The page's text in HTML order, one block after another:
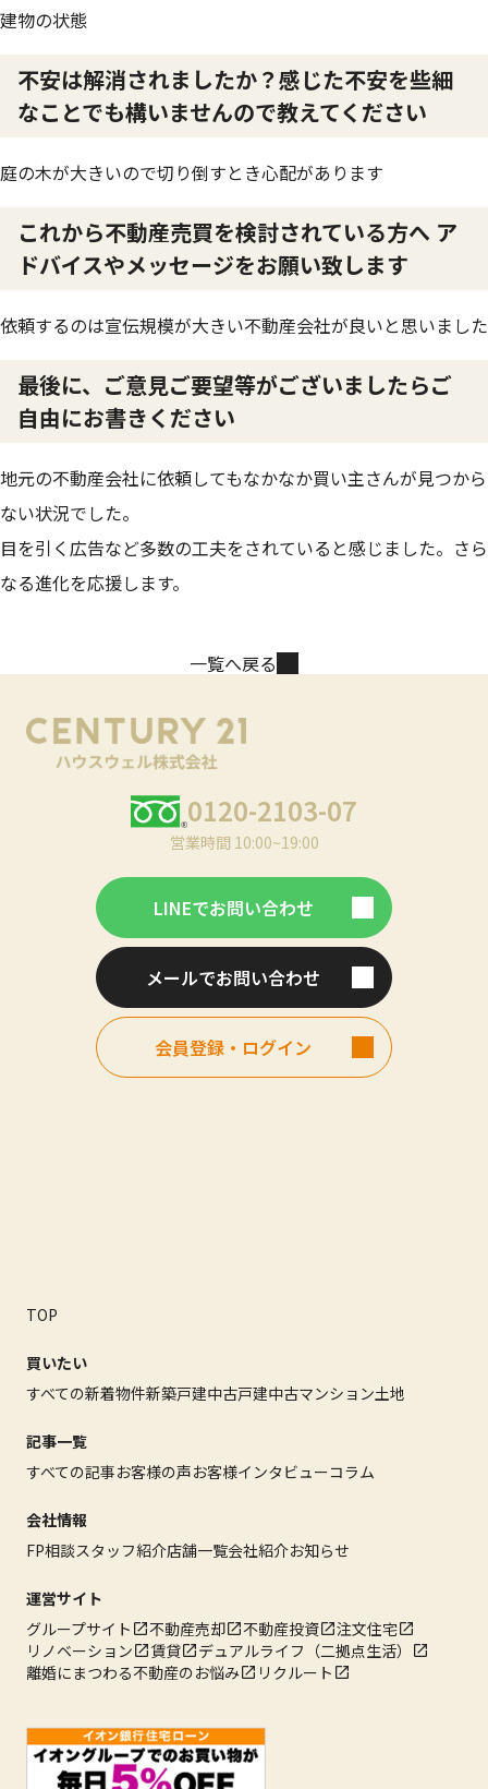
建物の状態
不安は解消されましたか？感じた不安を些細
なことでも構いませんので教えてください
庭の木が大きいので切り倒すとき心配があります
これから不動産売買を検討されている方へ ア
ドバイスやメッセージをお願い致します
依頼するのは宣伝規模が大きい不動産会社が良いと思いました
最後に、ご意見ご要望等がございましたらご
自由にお書きください
地元の不動産会社に依頼してもなかなか買い主さんが見つから
ない状況でした。
目を引く広告など多数の工夫をされていると感じました。さら
なる進化を応援します。
一覧へ戻る
0120-2103-07
営業時間 10:00~19:00
LINEでお問い合わせ
メールでお問い合わせ
会員登録・ログイン
TOP
買いたい
すべての新着物件新築戸建中古戸建中古マンション土地
記事一覧
すべての記事お客様の声お客様インタビューコラム
会社情報
FP相談スタッフ紹介店舗一覧会社紹介お知らせ
運営サイト
グループサイト
不動産売却 不動産投資
注文住宅
リノベーション
賃貸
デュアルライフ（二拠点生活）
離婚にまつわる不動産のお悩み
リクルート